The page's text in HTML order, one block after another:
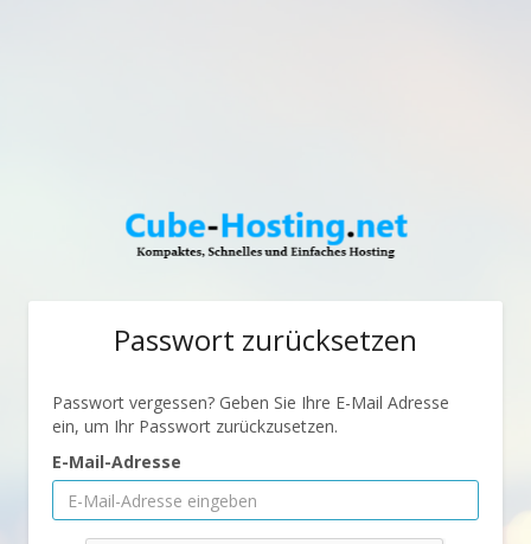
Passwort zurücksetzen
Passwort vergessen? Geben Sie Ihre E-Mail Adresse
ein, um Ihr Passwort zurückzusetzen.
E-Mail-Adresse